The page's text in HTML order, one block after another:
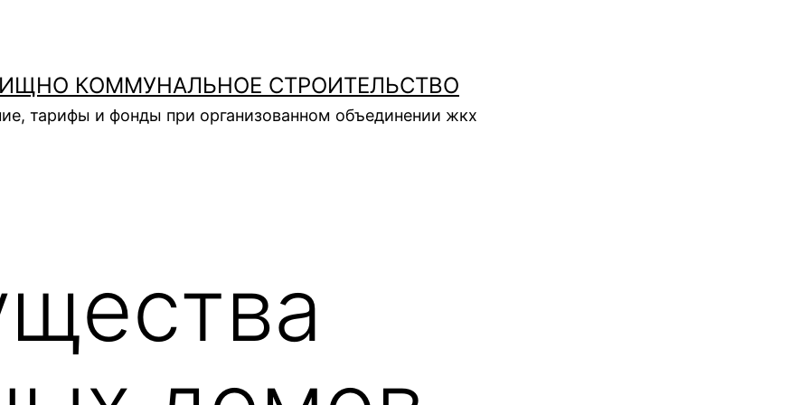
КОММУНАЛЬНОЕ СТРОИТЕЛЬСТВО
тарифы и фонды при организованном объединении жкх